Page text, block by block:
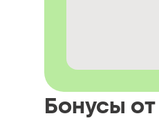
Бонусы